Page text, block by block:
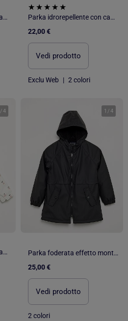
Parka idrorepellente con cappuccio
Parka idrorepellente con cappuccio
22,00 €
Vedi prodotto
Exclu Web | 2 colori
/4
Parka idrorepellente con cappuccio
1 /4
Parka foderata effetto montone
25,00 €
Vedi prodotto
2 colori